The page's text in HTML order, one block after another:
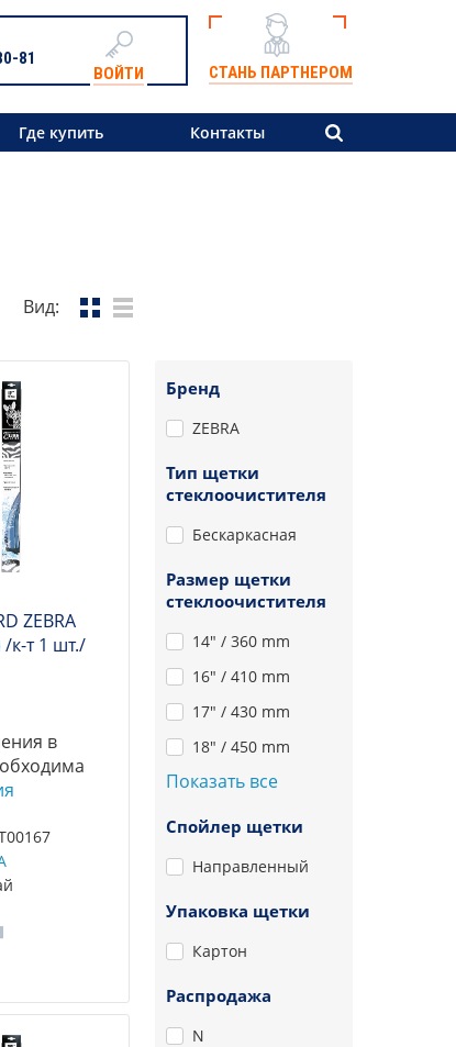
81
ВОЙТИ СТАНЬ ПАРТНЕРОМ
Где купить Контакты
Вид:
ZEBRA
к-т 1 шт./
в
Бренд
ZEBRA
Тип щетки
стеклоочистителя
Бескаркасная
Размер щетки
стеклоочистителя
14" / 360 mm
16" / 410 mm
17" / 430 mm
18" / 450 mm
Показать все
Спойлер щетки
Направленный
Упаковка щетки
Картон
Распродажа
N